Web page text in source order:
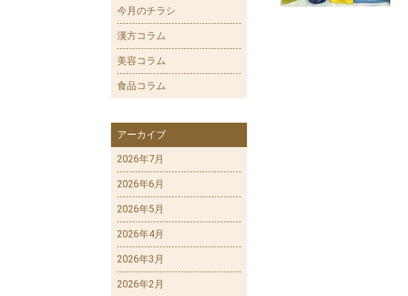
今月のチラシ
漢方コラム
美容コラム
食品コラム
アーカイブ
2026年7月
2026年6月
2026年5月
2026年4月
2026年3月
2026年2月